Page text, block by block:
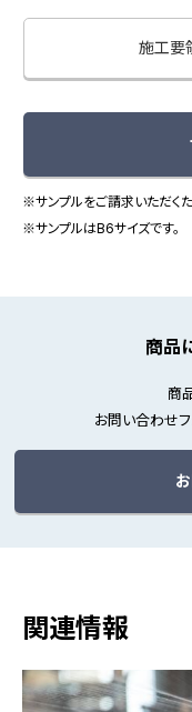
施工要
※サンプルをご請求いただく
※サンプルはB6サイズです。
商品
商
お問い合わせフ
関連情報